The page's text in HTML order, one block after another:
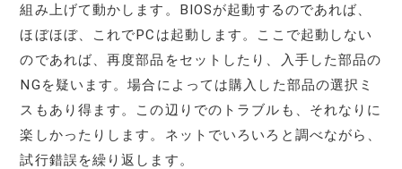
組み上げて動かします。BIOSが起動するのであれば、
ほぼほぼ、これでPCは起動します。ここで起動しない
のであれば、再度部品をセットしたり、入手した部品の
NGを疑います。場合によっては購入した部品の選択ミ
スもあり得ます。この辺りでのトラブルも、それなりに
楽しかったりします。ネットでいろいろと調べながら、
試行錯誤を繰り返します。